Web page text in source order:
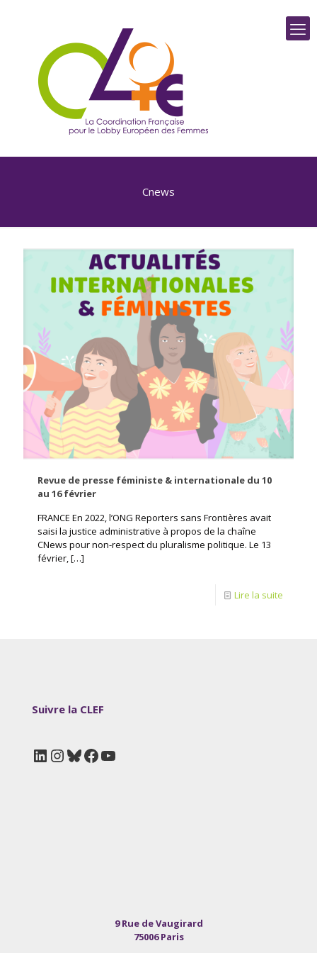
Cnews
Revue de presse féministe & internationale du 10
au 16 février
FRANCE En 2022, l’ONG Reporters sans Frontières avait
saisi la justice administrative à propos de la chaîne
CNews pour non-respect du pluralisme politique. Le 13
février,[…]
Lire la suite
Suivre la CLEF
LinkedIn
Instagram
Bluesky
Facebook
YouTube
9 Rue de Vaugirard
75006 Paris